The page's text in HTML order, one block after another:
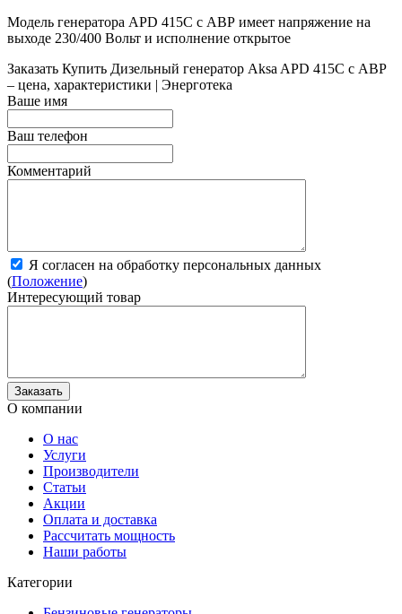
Модель генератора APD 415C с АВР имеет напряжение на
выходе 230/400 Вольт и исполнение открытое
Заказать Купить Дизельный генератор Aksa APD 415C с АВР
– цена, характеристики | Энерготека
Ваше имя
Ваш телефон
Комментарий
Я согласен на обработку персональных данных
(Положение)
Интересующий товар
О компании
О нас
Услуги
Производители
Статьи
Акции
Оплата и доставка
Рассчитать мощность
Наши работы
Категории